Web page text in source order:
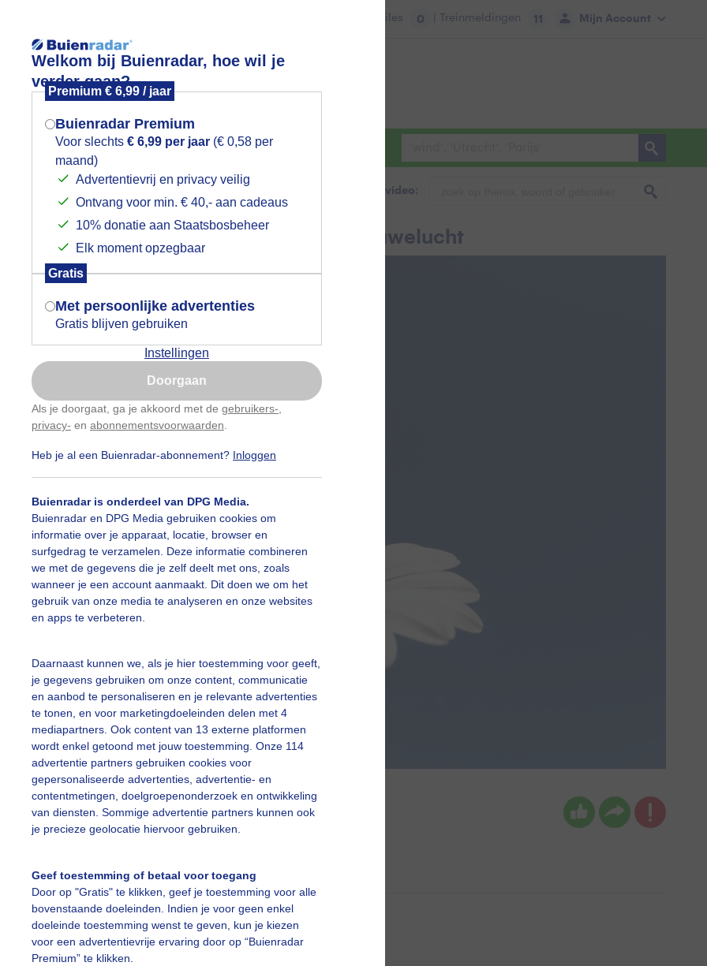
Welkom bij Buienradar, hoe wil je
verder gaan?
Premium € 6,99 / jaar
Buienradar Premium
Voor slechts € 6,99 per jaar (€ 0,58 per
maand)
Advertentievrij en privacy veilig
Ontvang voor min. € 40,- aan cadeaus
10% donatie aan Staatsbosbeheer
Elk moment opzegbaar
Gratis
Met persoonlijke advertenties
Gratis blijven gebruiken
Instellingen
Doorgaan
Als je doorgaat, ga je akkoord met de gebruikers-
privacy- en abonnementsvoorwaarden
Heb je al een Buienradar-abonnement? Inloggen
Buienradar is onderdeel van DPG Media.
Buienradar en DPG Media gebruiken cookies om
informatie over je apparaat, locatie, browser en
surfgedrag te verzamelen. Deze informatie combineren
we met de gegevens die je zelf deelt met ons, zoals
wanneer je een account aanmaakt. Dit doen we om het
gebruik van onze media te analyseren en onze websites
en apps te verbeteren.
Daarnaast kunnen we, als je hier toestemming voor geeft,
je gegevens gebruiken om onze content, communicatie
en aanbod te personaliseren en je relevante advertenties
te tonen, en voor marketingdoeleinden delen met 4
mediapartners. Ook content van 13 externe platformen
wordt enkel getoond met jouw toestemming. Onze 114
advertentie partners gebruiken cookies voor
gepersonaliseerde advertenties, advertentie- en
contentmetingen, doelgroepenonderzoek en ontwikkeling
van diensten. Sommige advertentie partners kunnen ook
je precieze geolocatie hiervoor gebruiken.
Geef toestemming of betaal voor toegang
Door op "Gratis" te klikken, geef je toestemming voor alle
bovenstaande doeleinden. Indien je voor geen enkel
doeleinde toestemming wenst te geven, kun je kiezen
voor een advertentievrije ervaring door op “Buienradar
Premium” te klikken.
Mijn Account
Files 0 | Treinmeldingen 11
Foto en video Weerzine
Zoeken in foto & video:
margriet past perfect bij een blauwelucht
margriet past perfect bij een blauwelucht
Dilia van Zon Gemaakt: 25-05-2026, 34x bekeken
slideshow
Mogen we je locatie gebruiken voor
het weer?
Indien je hier nog geen akkoord op hebt
gegeven, verschijnt er zo een pop-up uit
je browser waarin deze toestemming
gevraagd wordt.
Is goed, toon de popup
Nu niet, misschien later
Gebruik je Safari en wil je niet elke dag deze pop-up
Klikhierom dit aan te passen